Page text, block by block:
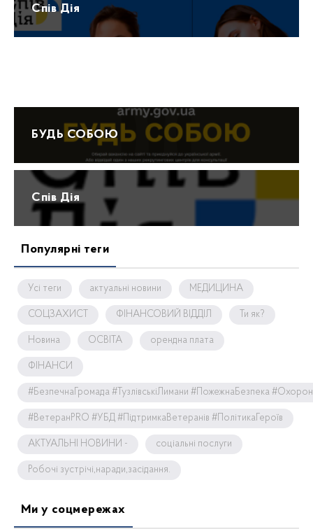
Спів Дія
БУДЬ СОБОЮ
Спів Дія
Популярні теги
Усі теги актуальні новини МЕДИЦИНА
СОЦЗАХИСТ ФІНАНСОВИЙ ВІДДІЛ Ти як?
Новина ОСВІТА орендна плата
ФІНАНСИ
#БезпечнаГромада #ТузлівськіЛимани #ПожежнаБезпека
#ВетеранPRO #УБД #ПідтримкаВетеранів #ПолітикаГероїв
АКТУАЛЬНІ НОВИНИ - соціальні послуги
Робочі зустрічі,наради,засідання.
Ми у соцмережах